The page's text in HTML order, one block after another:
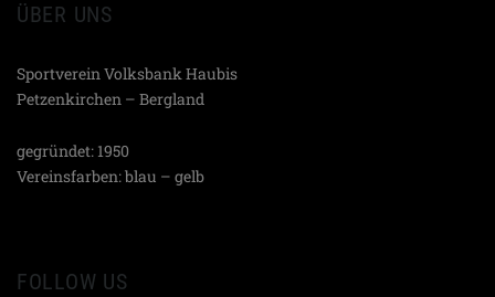
ÜBER UNS
Sportverein Volksbank Haubis
Petzenkirchen – Bergland
gegründet: 1950
Vereinsfarben: blau – gelb
FOLLOW US